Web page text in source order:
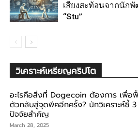
เสียงสะท้อนจากนัก
“Stu”
วิเคราะห์เหรียญคริปโต
อะไรคือสิ่งที่ Dogecoin ต้องการ เพื่อ
ตัวกลับสู่จุดพีคอีกครั้ง? นักวิเคราะห์ชี้ 3
ปัจจัยสำคัญ
March 28, 2025